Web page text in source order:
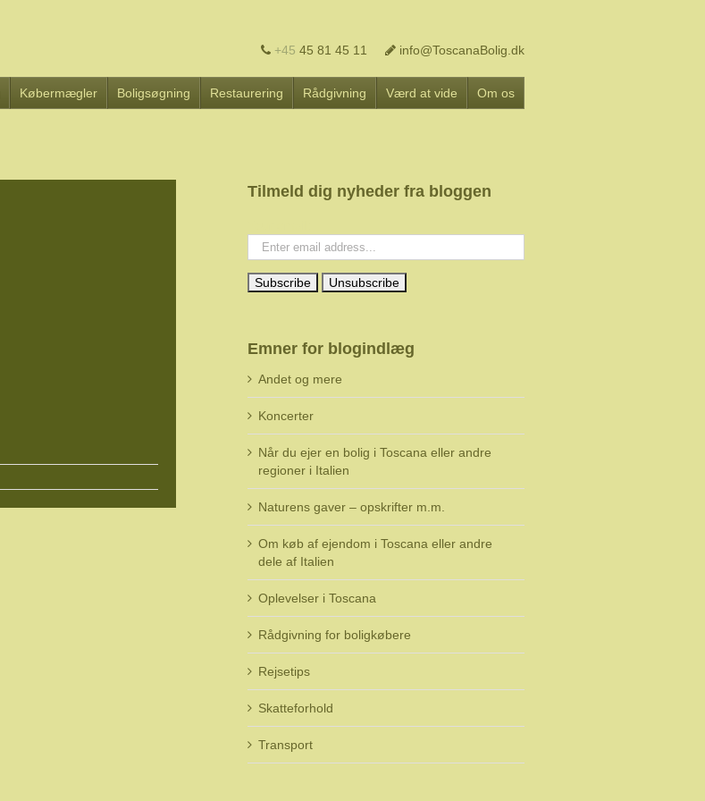
+45 45 81 45 11 info@ToscanaBolig.dk
Købermægler Boligsøgning Restaurering Rådgivning Værd at vide Om os
Tilmeld dig nyheder fra bloggen
Emner for blogindlæg
Andet og mere
Koncerter
Når du ejer en bolig i Toscana eller andre
regioner i Italien
Naturens gaver – opskrifter m.m.
Om køb af ejendom i Toscana eller andre
dele af Italien
Oplevelser i Toscana
Rådgivning for boligkøbere
Rejsetips
Skatteforhold
Transport